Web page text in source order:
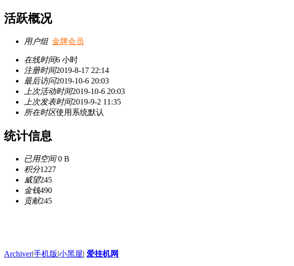
活跃概况
用户组 金牌会员
在线时间6 小时
注册时间2019-8-17 22:14
最后访问2019-10-6 20:03
上次活动时间2019-10-6 20:03
上次发表时间2019-9-2 11:35
所在时区使用系统默认
统计信息
已用空间0 B
积分1227
威望245
金钱490
贡献245
Archiver|手机版|小黑屋| 爱挂机网